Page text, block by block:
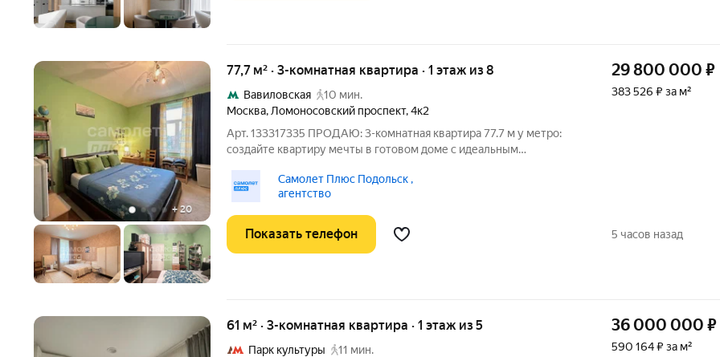
+20
77,7 м² · 3-комнатная квартира · 1 этаж из 8
Вавиловская
10 мин.
Москва, Ломоносовский проспект,4к2
Арт. 133317335 ПРОДАЮ: 3-комнатная квартира 77.7 м у метро:
создайте квартиру мечты в готовом доме с идеальным
погружение? По запросу пришлю индивидуальный 3D-тур, чтобы
оценить каждый уголок, не
Самолет Плюс Подольск ,
агентство
29 800 000 ₽
383 526 ₽ за м²
Показать телефон 5 часов назад
61 м² · 3-комнатная квартира · 1 этаж из 5
Парк культуры
11 мин.
36 000 000 ₽
590 164 ₽ за м²